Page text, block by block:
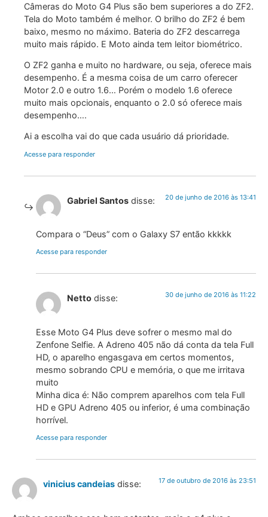
Câmeras do Moto G4 Plus são bem superiores a do ZF2.
Tela do Moto também é melhor. O brilho do ZF2 é bem
baixo, mesmo no máximo. Bateria do ZF2 descarrega
muito mais rápido. E Moto ainda tem leitor biométrico.
O ZF2 ganha e muito no hardware, ou seja, oferece mais
desempenho. É a mesma coisa de um carro oferecer
Motor 2.0 e outro 1.6… Porém o modelo 1.6 oferece
muito mais opcionais, enquanto o 2.0 só oferece mais
desempenho….
Ai a escolha vai do que cada usuário dá prioridade.
Acesse para responder
Gabriel Santos disse: 20 de junho de 2016 às 13:41
Compara o “Deus” com o Galaxy S7 então kkkkk
Acesse para responder
Netto disse: 30 de junho de 2016 às 11:22
Esse Moto G4 Plus deve sofrer o mesmo mal do
Zenfone Selfie. A Adreno 405 não dá conta da tela Full
HD, o aparelho engasgava em certos momentos,
mesmo sobrando CPU e memória, o que me irritava
muito
Minha dica é: Não comprem aparelhos com tela Full
HD e GPU Adreno 405 ou inferior, é uma combinação
horrível.
Acesse para responder
vinicius candeias disse: 17 de outubro de 2016 às 23:51